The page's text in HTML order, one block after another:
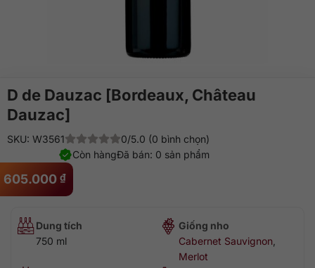
D de Dauzac [Bordeaux, Château
Dauzac]
605.000 ₫
SKU: W3561
0/5.0 (0 bình chọn)
Đã bán: 0 sản phẩm
Còn hàng
Dung tích
750 ml
Giống nho
Cabernet Sauvignon
Merlot